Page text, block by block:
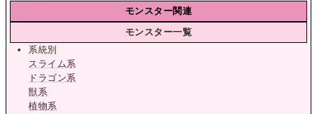
モンスター関連
モンスター一覧
系統別
スライム系
ドラゴン系
獣系
植物系